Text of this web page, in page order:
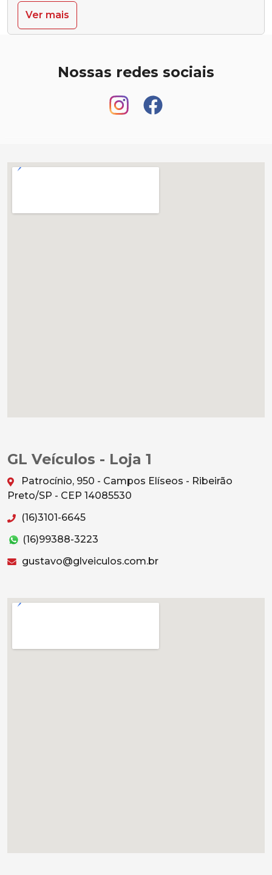
Ver mais
Nossas redes sociais
GL Veículos - Loja 1
Patrocínio, 950 - Campos Elíseos - Ribeirão
Preto/SP - CEP 14085530
(16)3101-6645
(16)99388-3223
gustavo@glveiculos.com.br